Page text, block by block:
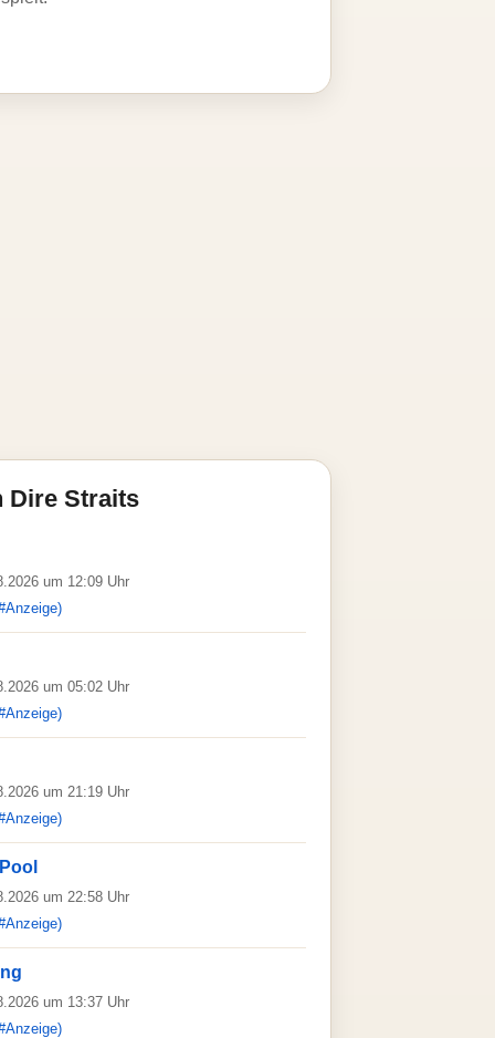
Dire Straits
um 12:09 Uhr
um 05:02 Uhr
um 21:19 Uhr
um 22:58 Uhr
um 13:37 Uhr